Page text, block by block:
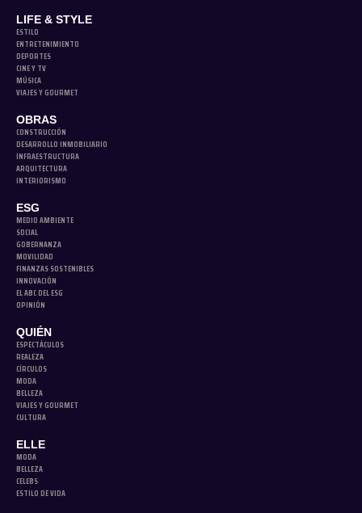
LIFE & STYLE
ESTILO
ENTRETENIMIENTO
DEPORTES
CINE Y TV
MÚSICA
VIAJES Y GOURMET
OBRAS
CONSTRUCCIÓN
DESARROLLO INMOBILIARIO
INFRAESTRUCTURA
ARQUITECTURA
INTERIORISMO
ESG
MEDIO AMBIENTE
SOCIAL
GOBERNANZA
MOVILIDAD
FINANZAS SOSTENIBLES
INNOVACIÓN
EL ABC DEL ESG
OPINIÓN
QUIÉN
ESPECTÁCULOS
REALEZA
CÍRCULOS
MODA
BELLEZA
VIAJES Y GOURMET
CULTURA
ELLE
MODA
BELLEZA
CELEBS
ESTILO DE VIDA